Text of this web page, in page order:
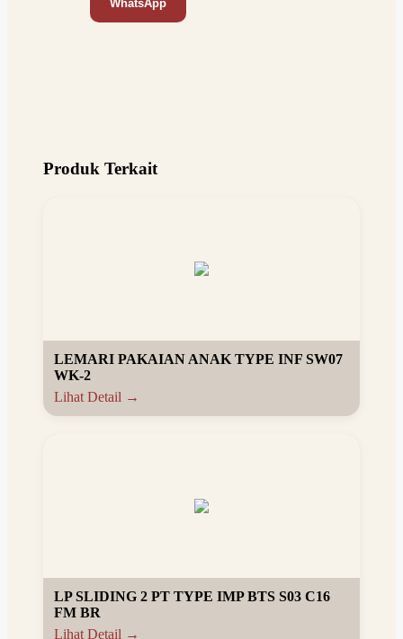
WhatsApp
Produk Terkait
LEMARI PAKAIAN ANAK TYPE INF SW07
WK-2
Lihat Detail →
LP SLIDING 2 PT TYPE IMP BTS S03 C16
FM BR
Lihat Detail →